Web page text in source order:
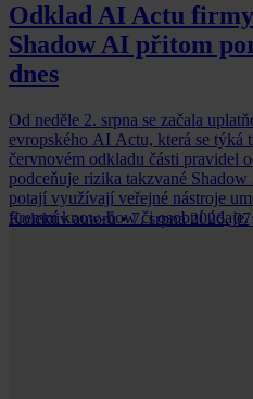
Odklad AI Actu
Shadow AI přitom
dnes
Od neděle 2. srpna se začala
evropského AI Actu, která se týká
červnovém odkladu části pravidel
podceňuje rizika takzvané
potají využívají veřejné nástroje
firemní know-how či osobní údaje.
Kolektiv autorů • 7. srpna 2026,